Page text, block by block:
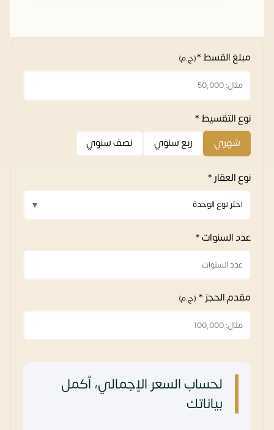
مبلغ القسط *(ج.م)
نوع التقسيط *
شهري
ربع سنوي نصف سنوي
نوع العقار *
عدد السنوات *
مقدم الحجز * (ج.م)
لحساب السعر الإجمالي، أكمل
بياناتك